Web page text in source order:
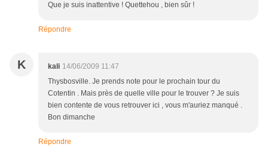
Que je suis inattentive ! Quettehou , bien sûr !
Répondre
K kali 14/06/2009 11:47
Thysbosville. Je prends note pour le prochain tour du
Cotentin . Mais près de quelle ville pour le trouver ? Je suis
bien contente de vous retrouver ici , vous m'auriez manqué .
Bon dimanche
Répondre